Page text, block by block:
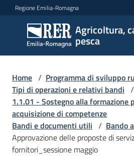
Vai al contenuto
Vai alla navigazione
Vai al footer
Regione Emilia-Romagna
Agricoltura,
pesca
Agricoltura,
caccia e
pesca
Argomenti
Novità
Home / Programma di sviluppo
Tipi di operazioni e relativi bandi /
1.1.01 - Sostegno alla formazione
acquisizione di competenze
Bandi e documenti utili / Bando
Approvazione delle proposte di
fornitori_sessione maggio